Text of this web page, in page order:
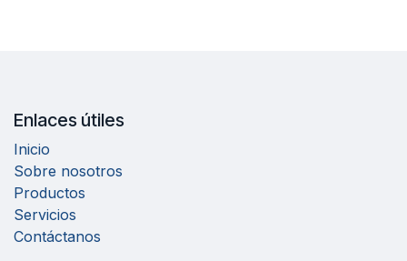
Enlaces útiles
Inicio
Sobre nosotros
Productos
Servicios
Contáctanos